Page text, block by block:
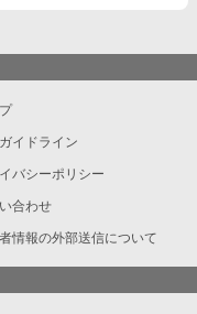
イドライン
バシーポリシー
合わせ
情報の外部送信について